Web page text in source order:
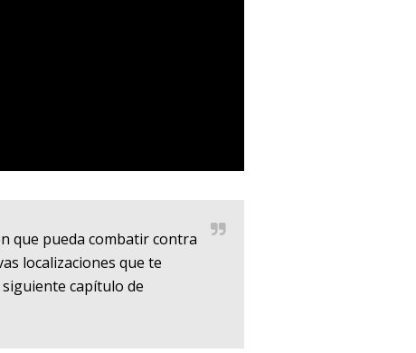
que pueda combatir contra
localizaciones que te
capítulo de